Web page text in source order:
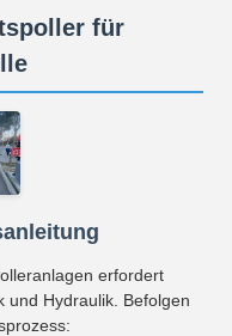
für
erfordert
und Hydraulik. Befolgen